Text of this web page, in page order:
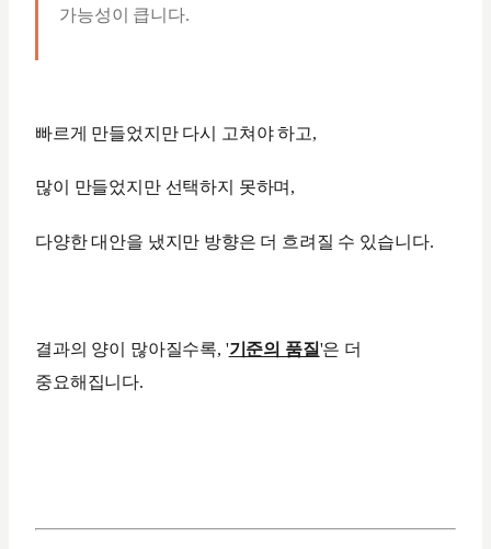
가능성이 큽니다.
빠르게 만들었지만 다시 고쳐야 하고,
많이 만들었지만 선택하지 못하며,
다양한 대안을 냈지만 방향은 더 흐려질 수 있습니다.
결과의 양이 많아질수록, '기준의 품질'은 더
중요해집니다.